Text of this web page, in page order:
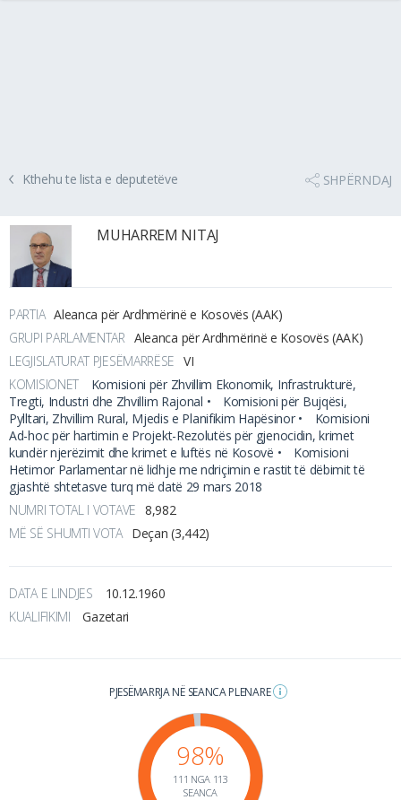
Kthehu te lista e deputetëve SHPËRNDAJ
MUHARREM NITAJ
PARTIA Aleanca për Ardhmërinë e Kosovës (AAK)
GRUPI PARLAMENTAR Aleanca për Ardhmërinë e Kosovës (AAK)
LEGJISLATURAT PJESËMARRËSE VI
KOMISIONET
Komisioni për Zhvillim Ekonomik, Infrastrukturë,
Tregti, Industri dhe Zhvillim Rajonal •
Komisioni për Bujqësi,
Pylltari, Zhvillim Rural, Mjedis e Planifikim Hapësinor •
Komisioni
Ad-hoc për hartimin e Projekt-Rezolutës për gjenocidin, krimet
kundër njerëzimit dhe krimet e luftës në Kosovë •
Komisioni
Hetimor Parlamentar në lidhje me ndriçimin e rastit të dëbimit të
gjashtë shtetasve turq më datë 29 mars 2018
NUMRI TOTAL I VOTAVE 8,982
MË SË SHUMTI VOTA Deçan (3,442)
DATA E LINDJES
10.12.1960
KUALIFIKIMI
Gazetari
PJESËMARRJA NË SEANCA PLENARE
98%
111 NGA 113
SEANCA